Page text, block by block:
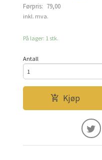
Førpris: 79,00
Rabatt
inkl. mva.
På lager: 1 stk.
Antall
Kjøp